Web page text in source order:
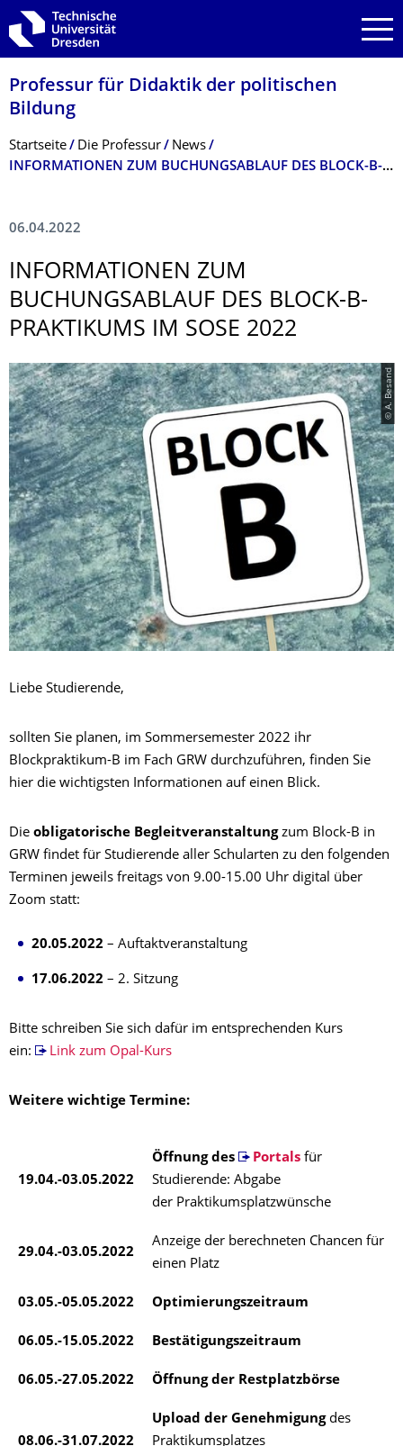
Zur Hauptnavigation springen
Zur Suche springen
Zum Inhalt springen
Professur für Didaktik der politischen
Bildung
Breadcrumb-Menü
Startseite Die Professur
News
INFORMATIONEN ZUM BUCHUNGSABLAUF DES BLOCK-B-PRAKTIKUMS IM SOSE 2022
06.04.2022
INFORMATIONEN ZUM
BUCHUNGSABLAUF DES BLOCK-B-
PRAKTIKUMS IM SOSE 2022
© A. Besand
Liebe Studierende,
sollten Sie planen, im Sommersemester 2022 ihr
Blockpraktikum-B im Fach GRW durchzuführen, finden Sie
hier die wichtigsten Informationen auf einen Blick.
Die obligatorische Begleitveranstaltungzum Block-B in
GRW findet für Studierende aller Schularten zu den folgenden
Terminen jeweils freitags von 9.00-15.00 Uhr digital über
Zoom statt:
20.05.2022 – Auftaktveranstaltung
17.06.2022 – 2. Sitzung
Bitte schreiben Sie sich dafür im entsprechenden Kurs
ein:
Link zum Opal-Kurs
Weitere wichtige Termine:
19.04.-03.05.2022
Öffnung des Portals für
Studierende: Abgabe
der Praktikumsplatzwünsche
29.04.-03.05.2022
Anzeige der berechneten Chancen für
einen Platz
03.05.-05.05.2022 Optimierungszeitraum
06.05.-15.05.2022 Bestätigungszeitraum
06.05.-27.05.2022 Öffnung der Restplatzbörse
08.06.-31.07.2022
Upload der Genehmigungdes
Praktikumsplatzes